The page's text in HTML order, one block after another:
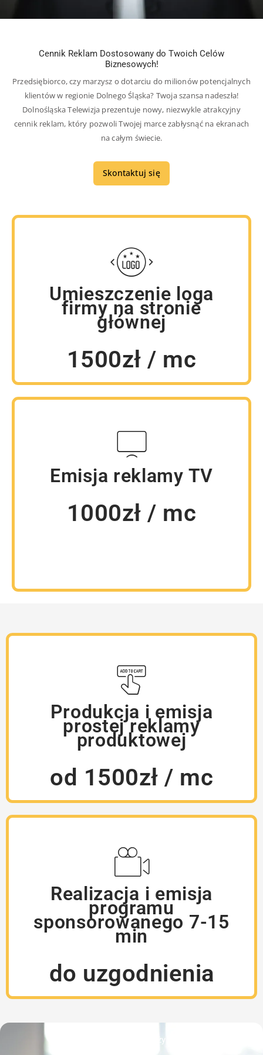
Cennik Reklam Dostosowany do Twoich Celów
Biznesowych!
Przedsiębiorco, czy marzysz o dotarciu do milionów potencjalnych
klientów w regionie Dolnego Śląska? Twoja szansa nadeszła!
Dolnośląska Telewizja prezentuje nowy, niezwykle atrakcyjny
cennik reklam, który pozwoli Twojej marce zabłysnąć na ekranach
na całym świecie.
Skontaktuj się
Umieszczenie loga
firmy na stronie
głównej
1500zł / mc
Emisja reklamy TV
1000zł / mc
Produkcja i emisja
prostej reklamy
produktowej
od 1500zł / mc
Realizacja i emisja
programu
sponsorowanego 7-15
min
do uzgodnienia
Cennik Reportaży